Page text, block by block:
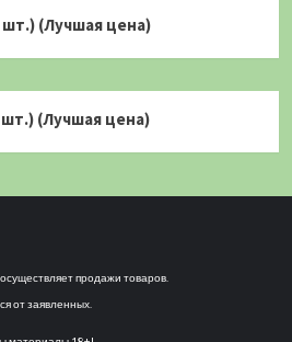
шт.) (Лучшая цена)
(Лучшая цена)
продажи товаров.
от заявленных.